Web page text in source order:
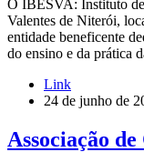
O IBESVA: Instituto
Valentes de Niterói,
entidade beneficente
do ensino e da prática
Link
24 de junho de
Associação